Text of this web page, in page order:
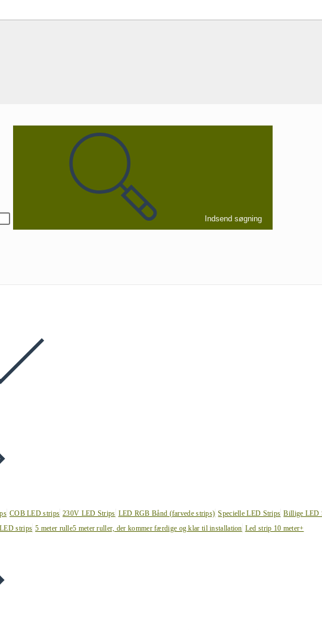
Indsend søgning
COB LED strips 230V LED Strips LED RGB Bånd (farvede strips) Specielle LED Strips Billige LED
strips 5 meter rulle5 meter ruller, der kommer færdige og klar til installation Led strip 10 meter+